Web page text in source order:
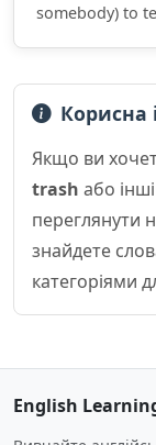
somebody) to
Корисна
Якщо ви
trash або
переглянути
знайдете
категоріями
English